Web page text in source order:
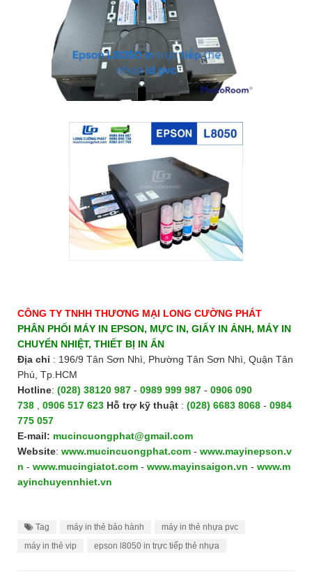
CÔNG TY TNHH THƯƠNG MẠI LONG CƯỜNG PHÁT
PHÂN PHỐI MÁY IN EPSON, MỰC IN, GIẤY IN ẢNH, MÁY IN
CHUYỂN NHIỆT, THIẾT BỊ IN ẤN
Địa chỉ : 196/9 Tân Sơn Nhì, Phường Tân Sơn Nhì, Quận Tân
Phú, Tp.HCM
Hotline: (028) 38120 987 - 0989 999 987 - 0906 090
738
0906 517 623 Hỗ trợ kỹ thuật : (028) 6683 8068 - 0984
775 057
E-mail: mucincuongphat@gmail.com
Website: www.mucincuongphat.com - www.mayinepson.v
n - www.mucingiatot.com - www.mayinsaigon.vn - www.m
ayinchuyennhiet.vn
Tag máy in thẻ bảo hành
máy in thẻ nhựa pvc
máy in thẻ vip
epson l8050 in trực tiếp thẻ nhựa